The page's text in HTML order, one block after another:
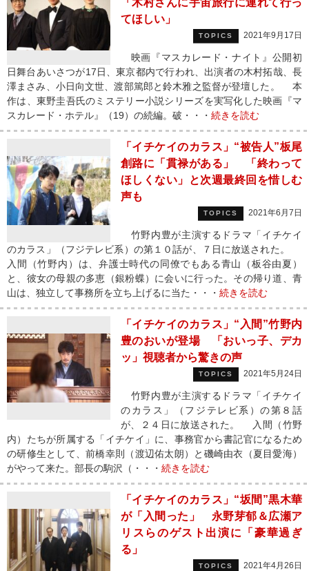
「木村さんに宇宙旅行に連れて行っ
てほしい」
TOPICS 2021年9月17日
映画『マスカレード・ナイト』公開初
日舞台あいさつが17日、東京都内で行われ、出演者の木村拓哉、長
澤まさみ、小日向文世、渡部篤郎と鈴木雅之監督が登壇した。 本
作は、東野圭吾氏のミステリー小説シリーズを実写化した映画『マ
スカレード・ホテル』（19）の続編。破・・・ 続きを読む
「イチケイのカラス」“被告人”板尾
創路に「貫禄がある」 「終わって
ほしくない」と次週最終回を惜しむ
声も
TOPICS 2021年6月7日
竹野内豊が主演するドラマ「イチケイ
のカラス」（フジテレビ系）の第１０話が、７日に放送された。
入間（竹野内）は、弁護士時代の同僚でもある青山（板谷由夏）
と、彼女の母親の多恵（銀粉蝶）に会いに行った。その帰り道、青
山は、独立して事務所を立ち上げるに当た・・・ 続きを読む
「イチケイのカラス」“入間”竹野内
豊のおいが登場 「おいっ子、デカ
ッ」視聴者から驚きの声
TOPICS 2021年5月24日
竹野内豊が主演するドラマ「イチケイ
のカラス」（フジテレビ系）の第８話
が、２４日に放送された。 入間（竹野
内）たちが所属する「イチケイ」に、事務官から書記官になるため
の研修生として、前橋幸則（渡辺佑太朗）と磯崎由衣（夏目愛海）
がやって来た。部長の駒沢（・・・ 続きを読む
「イチケイのカラス」“坂間”黒木華
が「入間った」 永野芽郁＆広瀬ア
リスらのゲスト出演に「豪華過ぎ
る」
TOPICS 2021年4月26日